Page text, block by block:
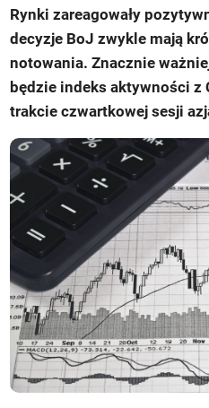
Rynki zareagowały
decyzje BoJ zwykle mają
notowania. Znacznie
będzie indeks aktywności z
trakcie czwartkowej sesji